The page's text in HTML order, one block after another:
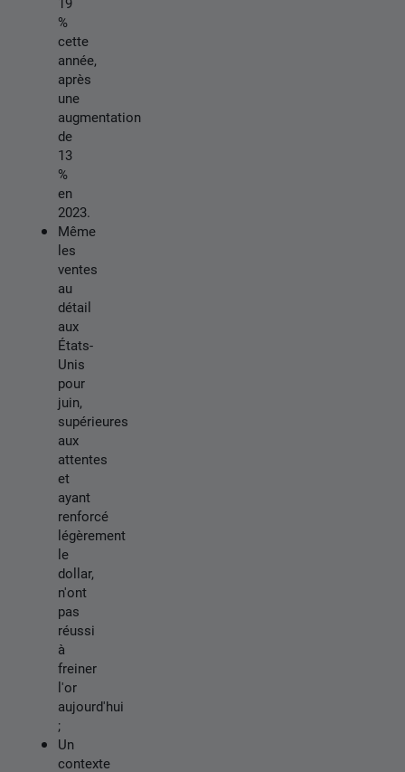
%
cette
année,
après
une
augmentation
de
13
%
en
2023.
Même
les
ventes
au
détail
aux
États-
Unis
pour
juin,
supérieures
aux
attentes
et
ayant
renforcé
légèrement
le
dollar,
n'ont
pas
réussi
à
freiner
l'or
aujourd'hui
;
Un
contexte